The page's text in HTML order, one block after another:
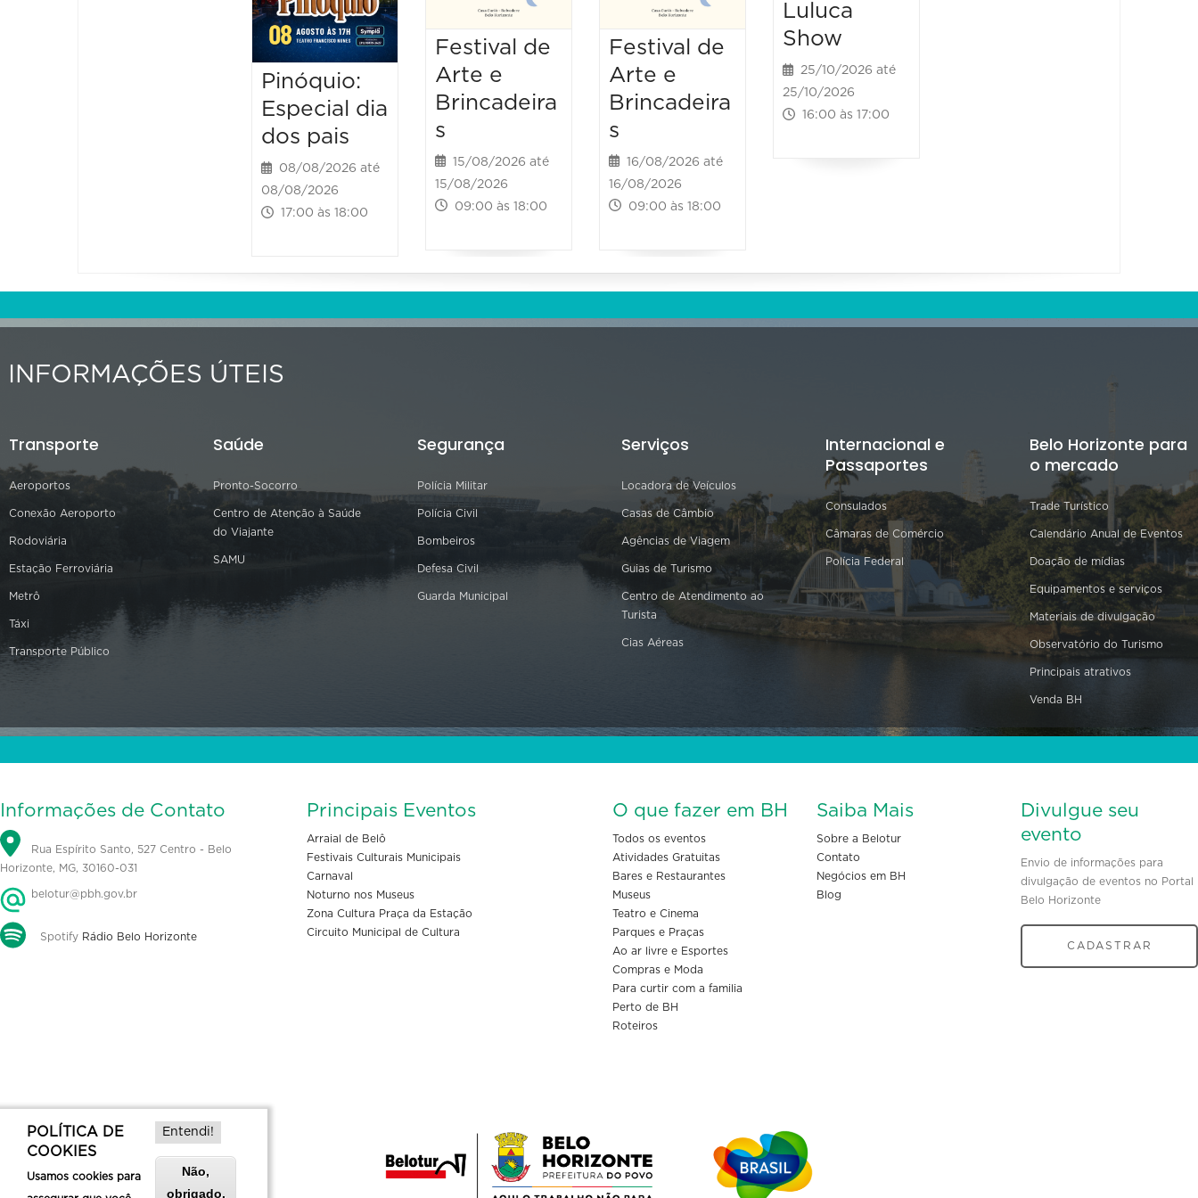
Pinóquio:
Especial dia
dos pais
08/08/2026 até
08/08/2026
17:00 às 18:00
Festival de
Arte e
Brincadeira
s
15/08/2026 até
15/08/2026
09:00 às 18:00
Festival de
Arte e
Brincadeira
s
16/08/2026 até
16/08/2026
09:00 às 18:00
Luluca
Show
25/10/2026 até
25/10/2026
16:00 às 17:00
INFORMAÇÕES ÚTEIS
Transporte
Aeroportos
Conexão Aeroporto
Rodoviária
Estação Ferroviária
Metrô
Táxi
Transporte Público
Saúde
Pronto-Socorro
Centro de Atenção à Saúde
do Viajante
SAMU
Segurança
Polícia Militar
Polícia Civil
Bombeiros
Defesa Civil
Guarda Municipal
Serviços
Locadora de Veículos
Casas de Câmbio
Agências de Viagem
Guias de Turismo
Centro de Atendimento ao
Turista
Cias Aéreas
Internacional e
Passaportes
Consulados
Câmaras de Comércio
Polícia Federal
Belo Horizonte para
o mercado
Trade Turístico
Calendário Anual de Eventos
Doação de mídias
Equipamentos e serviços
Materiais de divulgação
Observatório do Turismo
Principais atrativos
Venda BH
Informações de Contato
Rua Espírito Santo, 527 Centro - Belo
Horizonte, MG, 30160-031
belotur@pbh.gov.br
Spotify Rádio Belo Horizonte
Principais Eventos
Arraial de Belô
Festivais Culturais Municipais
Carnaval
Noturno nos Museus
Zona Cultura Praça da Estação
Circuito Municipal de Cultura
O que fazer em BH
Todos os eventos
Atividades Gratuitas
Bares e Restaurantes
Museus
Teatro e Cinema
Parques e Praças
Ao ar livre e Esportes
Compras e Moda
Para curtir com a familia
Perto de BH
Roteiros
Saiba Mais
Sobre a Belotur
Contato
Negócios em BH
Blog
Divulgue seu
evento
Envio de informações para
divulgação de eventos no Portal
Belo Horizonte
CADASTRAR
POLÍTICA DE
COOKIES
Usamos cookies para
Entendi!
Não,
obrigado.